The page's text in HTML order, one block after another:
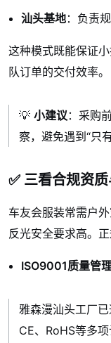
汕头基地：负责
这种模式既能保证
队订单的交付效率。
💡小建议：采购
察，避免遇到“只
✅ 三看合规资
车友会服装常需户
反光安全要求高。
ISO9001质量管
雅森漫汕头工厂已
CE、RoHS等多项